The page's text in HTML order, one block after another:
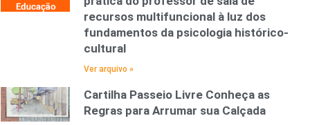
recursos multifuncional à luz dos
fundamentos da psicologia histórico-
cultural
Ver arquivo »
Cartilha Passeio Livre Conheça as
Regras para Arrumar sua Calçada